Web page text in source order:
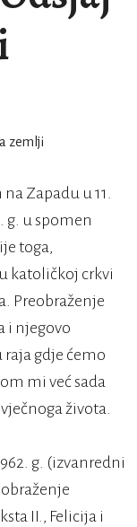
Zapadu u 11.
g. u spomen
toga,
katoličkoj crkvi
Preobraženje
i njegovo
raja gdje ćemo
mi već sada
života.
g. (izvanredni
II., Felicija i